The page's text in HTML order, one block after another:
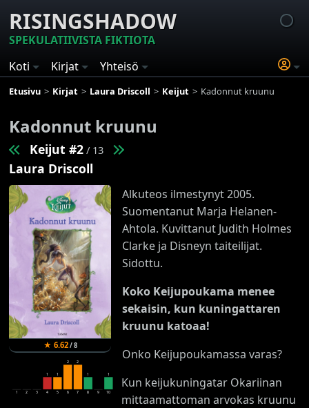
RISINGSHADOW
SPEKULATIIVISTA FIKTIOTA
Koti
Kirjat Yhteisö
Etusivu Kirjat Laura Driscoll Keijut Kadonnut kruunu
Kadonnut kruunu
Keijut #2 / 13
Laura Driscoll
★ 6.62/8
1 2 3
1
4
1
5
2
6
2
7
1
8 9
1
10
Alkuteos ilmestynyt 2005.
Suomentanut Marja Helanen-
Ahtola. Kuvittanut Judith Holmes
Clarke ja Disneyn taiteilijat.
Sidottu.
Koko Keijupoukama menee
sekaisin, kun kuningattaren
kruunu katoaa!
Onko Keijupoukamassa varas?
Kun keijukuningatar Okariinan
mittaamattoman arvokas kruunu